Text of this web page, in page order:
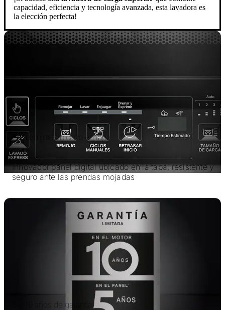
capacidad, eficiencia y tecnología avanzada, esta lavadora es
la elección perfecta!
Panel digital ubicado en tapa
Innovador panel digital ubicado en la tapa, resistente y
seguro ante las prendas mojadas
5 y 10 años de garantía